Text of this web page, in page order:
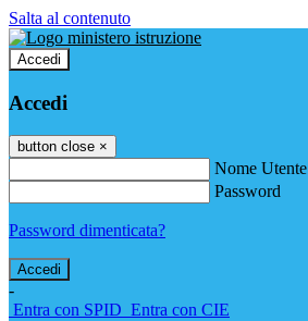
Salta al contenuto
Accedi
Accedi
button close ×
Nome Utente
Password
Password dimenticata?
-
Entra con SPID Entra con CIE